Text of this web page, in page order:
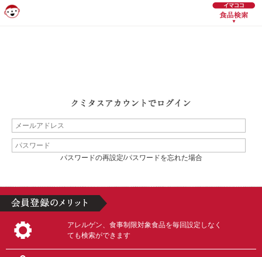
パスワードの再設定/パスワードを忘れた場合
アレルゲン、食事制限対象食品を毎回設定しなく
ても検索ができます